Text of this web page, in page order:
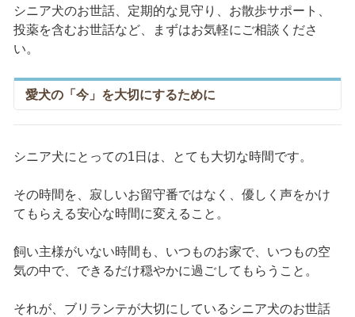
シニア犬のお世話、定期的な見守り、お散歩サポート、
投薬を含むお世話など、まずはお気軽にご相談くださ
い。
愛犬の「今」を大切にするために
シニア犬にとっての1日は、とても大切な時間です。
その時間を、寂しいお留守番ではなく、優しく声をかけ
てもらえる安心な時間に変えること。
飼い主様がいない時間も、いつものお家で、いつもの空
気の中で、できるだけ穏やかに過ごしてもらうこと。
それが、ブリランテが大切にしているシニア犬のお世話